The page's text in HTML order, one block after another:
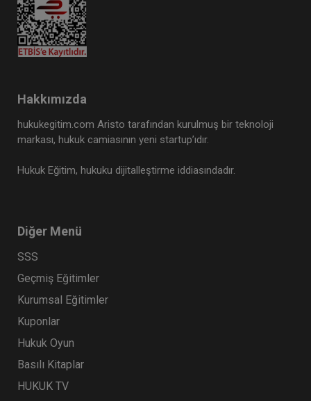
Hakkımızda
hukukegitim.com Aristo tarafından kurulmuş bir teknoloji
markası, hukuk camiasının yeni startup’ıdır.
Hukuk Eğitim, hukuku dijitalleştirme iddiasındadır.
Diğer Menü
SSS
Geçmiş Eğitimler
Kurumsal Eğitimler
Kuponlar
Hukuk Oyun
Basılı Kitaplar
HUKUK TV